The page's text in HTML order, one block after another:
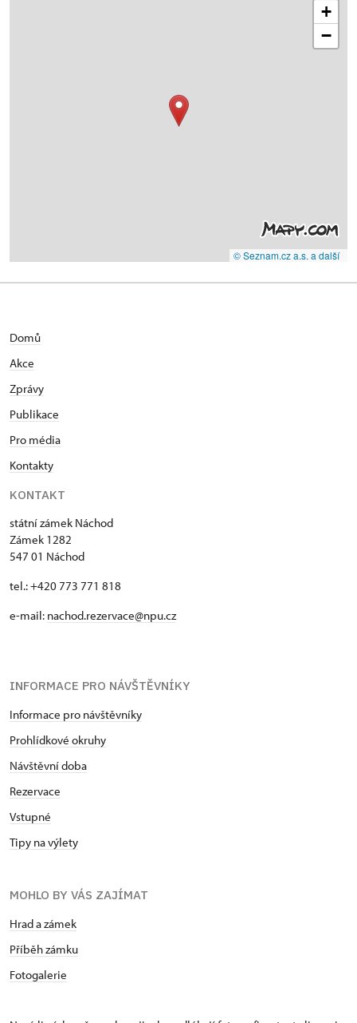
+
−
© Seznam.cz a.s. a další
Domů
Akce
Zprávy
Publikace
Pro média
Kontakty
KONTAKT
státní zámek Náchod
Zámek 1282
547 01 Náchod
tel.: +420 773 771 818
e-mail: nachod.rezervace@npu.cz
INFORMACE PRO NÁVŠTĚVNÍKY
Informace pro návštěvníky
Prohlídkové okruhy
Návštěvní doba
Rezervace
Vstupné
Tipy na výlety
MOHLO BY VÁS ZAJÍMAT
Hrad a zámek
Příběh zámku
Fotogalerie